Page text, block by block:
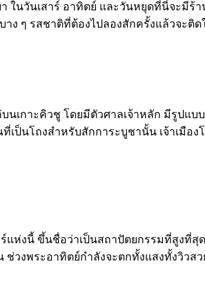
นวันเสาร์ อาทิตย์ และวันหยุดที่นี่จะมี
ง ๆ รสชาติที่ต้องไปลองสักครั้งแล้วจะติ
บนเกาะคิวชู โดยมีตัวศาลเจ้าหลัก มีรูป
เป็นโถงสำหรับสักการะบูชานั้น เจ้าเมื
ร์แห่งนี้ ขึ้นชื่อว่าเป็นสถาปัตยกรรมที่สู
ช่วงพระอาทิตย์กำลังจะตกทั้งแสงทั้งวิ